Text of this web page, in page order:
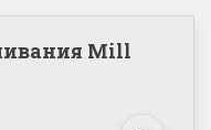
Mill